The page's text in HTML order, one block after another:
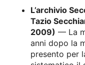
L’archivio
Tazio
2009) — La
anni dopo la
presento per